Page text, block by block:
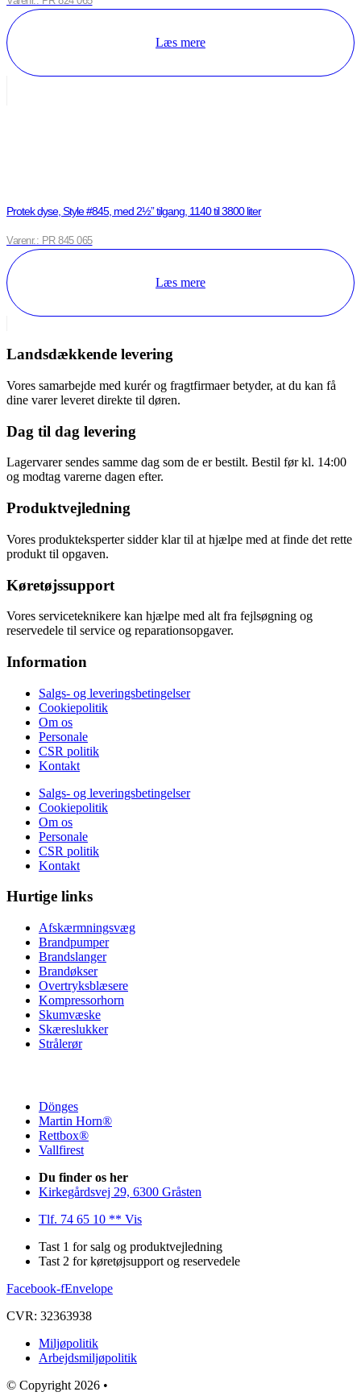
Læs mere
Protek dyse, Style #845, med 2½” tilgang, 1140 til 3800 liter
Varenr.: PR 845 065
Læs mere
Landsdækkende levering
Vores samarbejde med kurér og fragtfirmaer betyder, at du kan få
dine varer leveret direkte til døren.
Dag til dag levering
Lagervarer sendes samme dag som de er bestilt. Bestil før kl. 14:00
og modtag varerne dagen efter.
Produktvejledning
Vores produkteksperter sidder klar til at hjælpe med at finde det rette
produkt til opgaven.
Køretøjssupport
Vores serviceteknikere kan hjælpe med alt fra fejlsøgning og
reservedele til service og reparationsopgaver.
Information
Salgs- og leveringsbetingelser
Cookiepolitik
Om os
Personale
CSR politik
Kontakt
Salgs- og leveringsbetingelser
Cookiepolitik
Om os
Personale
CSR politik
Kontakt
Hurtige links
Afskærmningsvæg
Brandpumper
Brandslanger
Brandøkser
Overtryksblæsere
Kompressorhorn
Skumvæske
Skæreslukker
Strålerør
Dönges
Martin Horn®
Rettbox®
Vallfirest
Du finder os her
Kirkegårdsvej 29, 6300 Gråsten
Tlf. 74 65 10 ** Vis
Tast 1 for salg og produktvejledning
Tast 2 for køretøjsupport og reservedele
Facebook-fEnvelope
CVR: 32363938
Miljøpolitik
Arbejdsmiljøpolitik
© Copyright 2026 •